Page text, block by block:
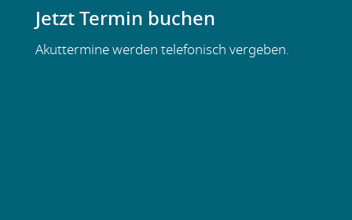
Jetzt Termin buchen
Akuttermine werden telefonisch vergeben.